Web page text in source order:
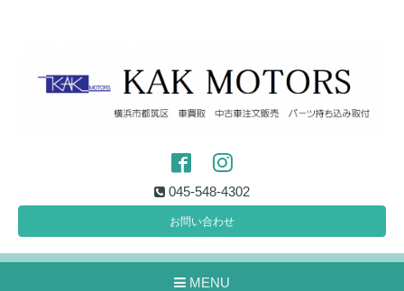
045-548-4302
お問い合わせ
MENU